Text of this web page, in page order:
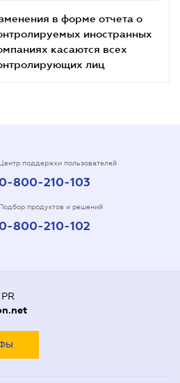
в форме отчета о
иностранных
касаются всех
лиц
Центр поддержки пользователей
0-800-210-103
Подбор продуктов и решений
0-800-210-102